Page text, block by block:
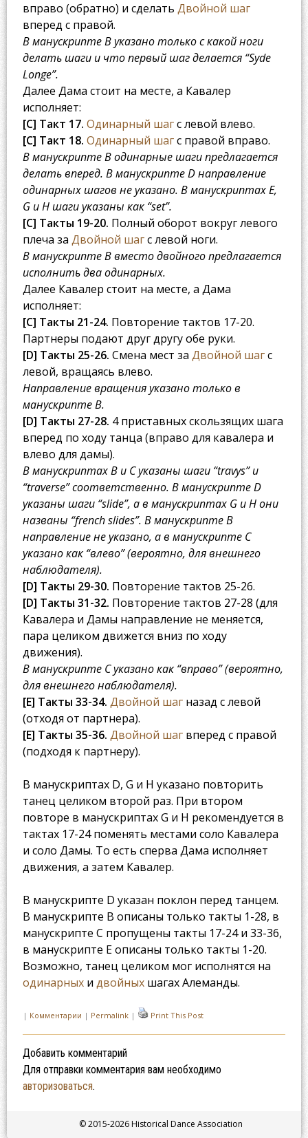
вправо (обратно) и сделать Двойной шаг
вперед с правой.
В манускрипте B указано только с какой ноги
делать шаги и что первый шаг делается “Syde
Longe”.
Далее Дама стоит на месте, а Кавалер
исполняет:
[C] Такт 17. Одинарный шагс левой влево.
[C] Такт 18. Одинарный шагс правой вправо.
В манускрипте B одинарные шаги предлагается
делать вперед. В манускрипте D направление
одинарных шагов не указано. В манускриптах E,
G и H шаги указаны как “set”.
[C] Такты 19-20. Полный оборот вокруг левого
плеча за Двойной шагс левой ноги.
В манускрипте B вместо двойного предлагается
исполнить два одинарных.
Далее Кавалер стоит на месте, а Дама
исполняет:
[C] Такты 21-24. Повторение тактов 17-20.
Партнеры подают друг другу обе руки.
[D] Такты 25-26. Смена мест за Двойной шагс
левой, вращаясь влево.
Направление вращения указано только в
манускрипте B.
[D] Такты 27-28. 4 приставных скользящих шага
вперед по ходу танца (вправо для кавалера и
влево для дамы).
В манускриптах B и C указаны шаги “travys” и
“traverse” соответственно. В манускрипте D
указаны шаги “slide”, а в манускриптах G и H они
названы “french slides”. В манускрипте B
направление не указано, а в манускрипте C
указано как “влево” (вероятно, для внешнего
наблюдателя).
[D] Такты 29-30. Повторение тактов 25-26.
[D] Такты 31-32. Повторение тактов 27-28 (для
Кавалера и Дамы направление не меняется,
пара целиком движется вниз по ходу
движения).
В манускрипте C указано как “вправо” (вероятно,
для внешнего наблюдателя).
[E] Такты 33-34. Двойной шагназад с левой
(отходя от партнера).
[E] Такты 35-36. Двойной шагвперед с правой
(подходя к партнеру).
В манускриптах D, G и H указано повторить
танец целиком второй раз. При втором
повторе в манускриптах G и H рекомендуется в
тактах 17-24 поменять местами соло Кавалера
и соло Дамы. То есть сперва Дама исполняет
движения, а затем Кавалер.
В манускрипте D указан поклон перед танцем.
В манускрипте B описаны только такты 1-28, в
манускрипте C пропущены такты 17-24 и 33-36,
в манускрипте E описаны только такты 1-20.
Возможно, танец целиком мог исполнятся на
одинарныхи двойныхшагах Алеманды.
| Комментарии | Permalink | Print This Post
Добавить комментарий
Для отправки комментария вам необходимо
авторизоваться.
© 2015-2026 Historical Dance Association